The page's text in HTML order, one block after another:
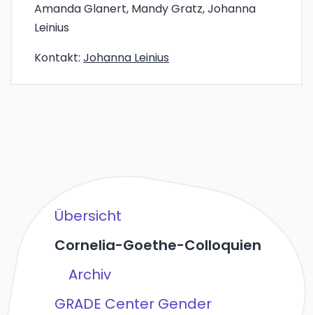
Amanda Glanert, Mandy Gratz, Johanna
Leinius
Kontakt: Johanna Leinius
Übersicht
Cornelia-Goethe-Colloquien
Archiv
GRADE Center Gender